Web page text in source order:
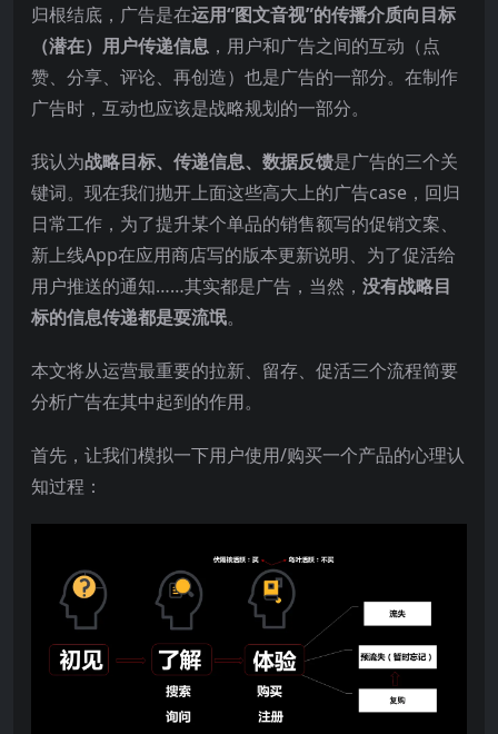
归根结底，广告是在运用“图文音视”的传播介质向目标
（潜在）用户传递信息 ，用户和广告之间的互动（点
赞、分享、评论、再创造）也是广告的一部分。在制作
广告时，互动也应该是战略规划的一部分。
我认为战略目标、传递信息、数据反馈是广告的三个关
键词。现在我们抛开上面这些高大上的广告case，回归
日常工作，为了提升某个单品的销售额写的促销文案、
新上线App在应用商店写的版本更新说明、为了促活给
用户推送的通知……其实都是广告，当然， 没有战略目
标的信息传递都是耍流氓。
本文将从运营最重要的拉新、留存、促活三个流程简要
分析广告在其中起到的作用。
首先，让我们模拟一下用户使用/购买一个产品的心理认
知过程：